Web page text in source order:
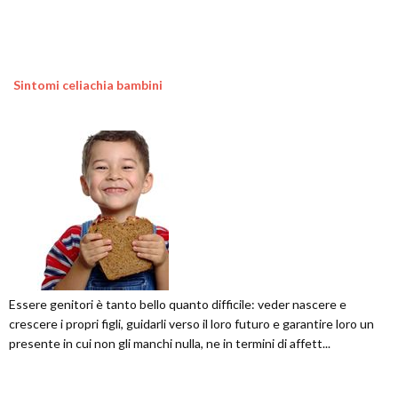
Sintomi celiachia bambini
Essere genitori è tanto bello quanto difficile: veder nascere e
crescere i propri figli, guidarli verso il loro futuro e garantire loro un
presente in cui non gli manchi nulla, ne in termini di affett...